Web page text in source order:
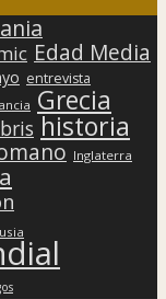
Edad Media
entrevista
Grecia
historia
Inglaterra